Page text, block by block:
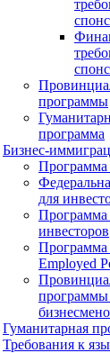
программы
программа
Бизнес-
Программа
для
Программа
инвесторов
Программа
Employed
программы
Гуманитарная
Требования к